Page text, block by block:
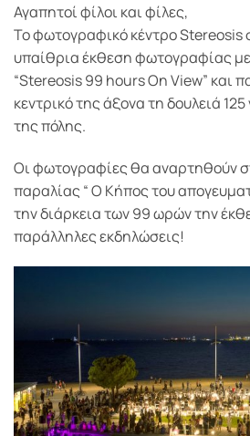
Αγαπητοί φίλοι και φίλες,
Το φωτογραφικό κέντρο Stereosis
υπαίθρια έκθεση φωτογραφίας με
“Stereosis 99 hours On View” και
κεντρικό της άξονα τη δουλειά
της πόλης.
Οι φωτογραφίες θα αναρτηθούν
παραλίας “ Ο Κήπος του
την διάρκεια των 99 ωρών την
παράλληλες εκδηλώσεις!